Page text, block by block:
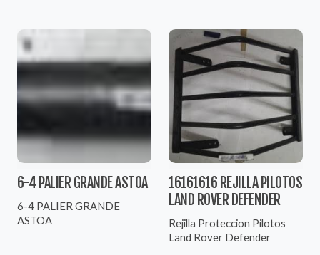
6-4 PALIER GRANDE ASTOA
6-4 PALIER GRANDE
ASTOA
16161616 REJILLA PILOTOS
LAND ROVER DEFENDER
Rejilla Proteccion Pilotos
Land Rover Defender